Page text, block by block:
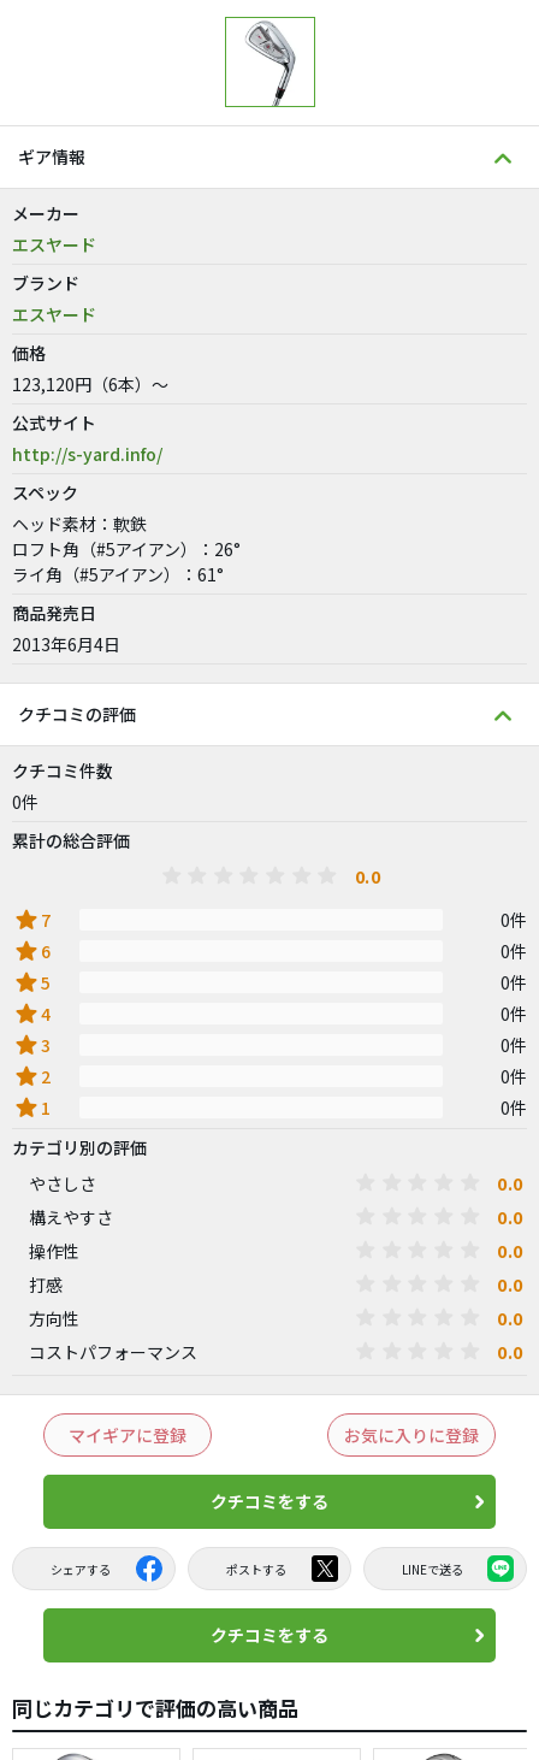
ギア情報
メーカー
エスヤード
ブランド
エスヤード
価格
123,120円（6本）～
公式サイト
http://s-yard.info/
スペック
ヘッド素材：軟鉄
ロフト角（#5アイアン）：26°
ライ角（#5アイアン）：61°
商品発売日
2013年6月4日
クチコミの評価
クチコミ件数
0件
累計の総合評価
0.0
star 7 0件
star 6 0件
star5 0件
star4 0件
star3 0件
star 2 0件
star 1
0件
カテゴリ別の評価
やさしさ
0.0
構えやすさ 0.0
操作性 0.0
打感 0.0
方向性 0.0
コストパフォーマンス 0.0
マイギアに登録 お気に入りに登録
クチコミをする
シェアする ポストする LINEで送る
クチコミをする
同じカテゴリで評価の高い商品